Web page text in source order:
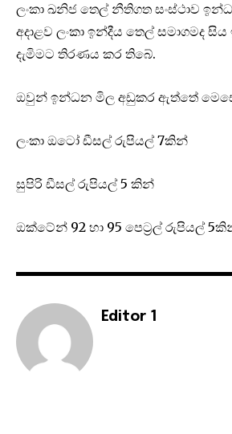
ලංකා ඛනිජ තෙල් නීතිගත සංස්ථාව
අදාළව ලංකා ඉන්දීය තෙල් සමාගමද
දැමිමට තිරණය කර තිබේ.
ඔවුන් ඉන්ධන මිල අඩුකර ඇත්තේ
ලංකා ඔටෝ ඩීසල් රුපියල් 7කින්
සුපිරි ඩීසල් රුපියල් 5 කින්
ඔක්ටේන් 92 හා 95 පෙට්‍රල් රුපියල්
Editor 1